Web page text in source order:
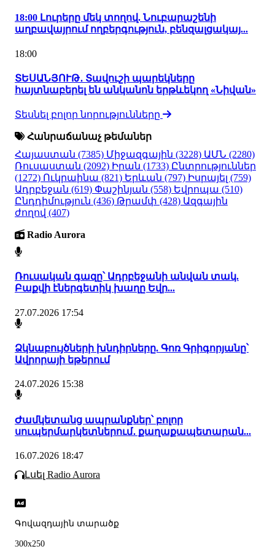
18:00 Լուրերը մեկ տողով. Նուբարաշենի
աղբավայրում ողբերգություն, բենզալցակայ...
18:00
ՏԵՍԱՆՅՈՒԹ․ Տավուշի պարեկները
հայտնաբերել են անկանոն երթևեկող «Նիվան»
Տեսնել բոլոր նորությունները
Հանրաճանաչ թեմաներ
Հայաստան (7385) Միջազգային (3228) ԱՄՆ (2280)
Ռուսաստան (2092) Իրան (1733) Ընտրություններ
(1272) Ուկրաինա (821) Երևան (797) Իսրայել (759)
Ադրբեջան (619) Փաշինյան (558) Եվրոպա (510)
Ընդդիմություն (436) Թրամփ (428) Ազգային
ժողով (407)
Radio Aurora
Ռուսական գազը՝ Ադրբեջանի անվան տակ.
Բաքվի էներգետիկ խաղը Եվր...
27.07.2026 17:54
Ձկնաբույծների խնդիրները. Գոռ Գրիգորյանը՝
Ավրորայի եթերում
24.07.2026 15:38
Ժամկետանց ապրանքներ՝ բոլոր
սուպերմարկետներում․ քաղաքապետարան...
16.07.2026 18:47
Լսել Radio Aurora
Գովազդային տարածք
300x250